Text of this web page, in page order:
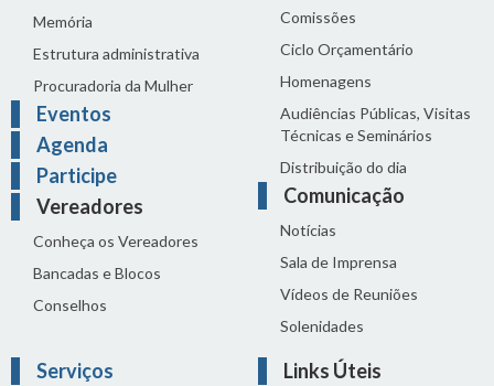
Memória
Estrutura administrativa
Procuradoria da Mulher
Eventos
Agenda
Participe
Vereadores
Conheça os Vereadores
Bancadas e Blocos
Conselhos
Comissões
Ciclo Orçamentário
Homenagens
Audiências Públicas, Visitas
Técnicas e Seminários
Distribuição do dia
Comunicação
Notícias
Sala de Imprensa
Vídeos de Reuniões
Solenidades
Serviços Links Úteis